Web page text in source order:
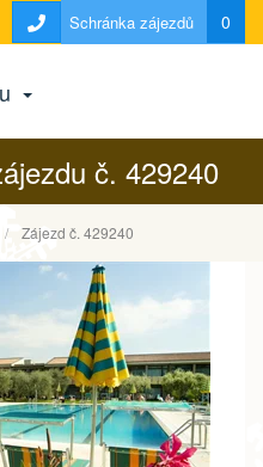
Schránka zájezdů 0
č. 429240
Zájezd č. 429240